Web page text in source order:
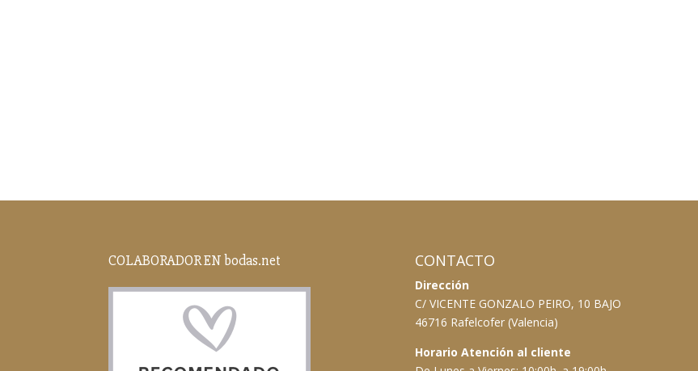
COLABORADOR EN bodas.net CONTACTO
Dirección
C/ VICENTE GONZALO PEIRO, 10 BAJO
46716 Rafelcofer (Valencia)
Horario Atención al cliente